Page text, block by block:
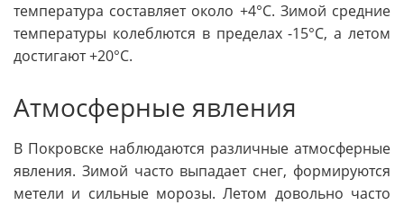
температура составляет около +4°C. Зимой средние
температуры колеблются в пределах -15°C, а летом
достигают +20°C.
Атмосферные явления
В Покровске наблюдаются различные атмосферные
явления. Зимой часто выпадает снег, формируются
метели и сильные морозы. Летом довольно часто